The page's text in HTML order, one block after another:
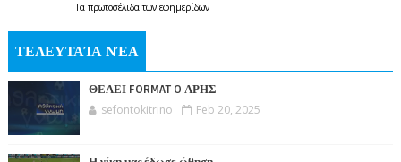
Τα πρωτοσέλιδατων εφημερίδων
ΤΕΛΕΥΤΑΊΑ ΝΈΑ
ΘΕΛΕΙ FORMAT O ΑΡΗΣ
sefontokitrino Feb 20, 2025